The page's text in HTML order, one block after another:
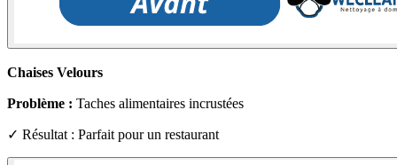
Chaises Velours
Problème : Taches alimentaires incrustées
✓ Résultat : Parfait pour un restaurant